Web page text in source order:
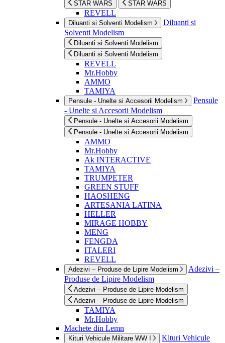
STAR WARS STAR WARS
REVELL
Diluanti si Solventi Modelism
Diluanti si
Solventi Modelism
Diluanti si Solventi Modelism
Diluanti si Solventi Modelism
REVELL
Mr.Hobby
AMMO
TAMIYA
Pensule - Unelte si Accesorii Modelism
Pensule
- Unelte si Accesorii Modelism
Pensule - Unelte si Accesorii Modelism
Pensule - Unelte si Accesorii Modelism
AMMO
Mr.Hobby
Ak INTERACTIVE
TAMIYA
TRUMPETER
GREEN STUFF
HAOSHENG
ARTESANIA LATINA
HELLER
MIRAGE HOBBY
MENG
FENGDA
ITALERI
REVELL
Adezivi – Produse de Lipire Modelism
Adezivi –
Produse de Lipire Modelism
Adezivi – Produse de Lipire Modelism
Adezivi – Produse de Lipire Modelism
TAMIYA
Mr.Hobby
Machete din Lemn
Kituri Vehicule Militare WW I
Kituri Vehicule